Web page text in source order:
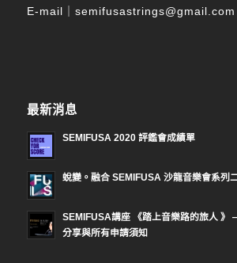
E-mail｜ semifusastrings@gmail.com
最新消息
SEMIFUSA 2020 評鑑會成績單
蛻變。融合 SEMIFUSA 沙龍音樂會系列
SEMIFUSA講座 《踏上音樂路的旅人 》
分享與所有申請須知